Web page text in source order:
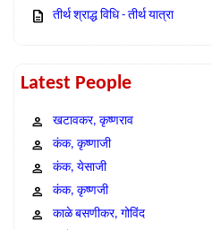
तीर्थ श्राद्ध विधि - तीर्थ यात्रा
Latest People
खटावकर, कृष्णराव
कंक, कृष्णाजी
कंक, येसाजी
कंक, कृष्णजी
काळे बसणीकर, गोविंद